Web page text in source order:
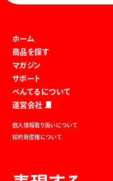
ホーム
商品を探す
マガジン
サポート
ぺんてるについて
運営会社
個人情報取り扱いについて
知的財産権について